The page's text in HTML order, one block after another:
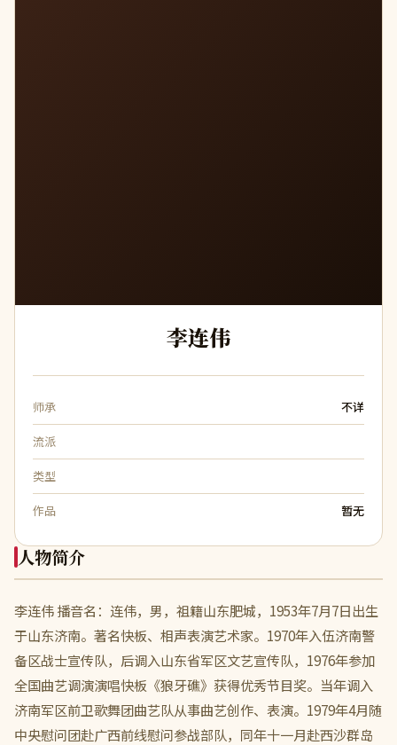
李连伟
师承 不详
流派
类型
作品 暂无
人物简介
李连伟 播音名：连伟，男，祖籍山东肥城，1953年7月7日出生
于山东济南。著名快板、相声表演艺术家。1970年入伍济南警
备区战士宣传队，后调入山东省军区文艺宣传队，1976年参加
全国曲艺调演演唱快板《狼牙礁》获得优秀节目奖。当年调入
济南军区前卫歌舞团曲艺队从事曲艺创作、表演。1979年4月随
中央慰问团赴广西前线慰问参战部队，同年十一月赴西沙群岛